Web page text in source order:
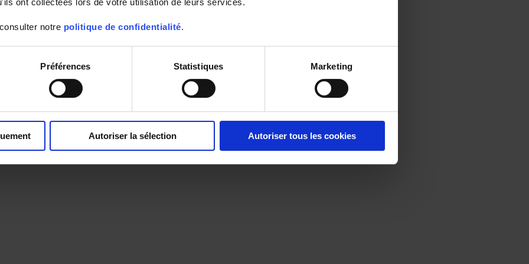
notre politique de confidentialité.
Préférences Statistiques Marketing
Autoriser la sélection Autoriser tous les cookies